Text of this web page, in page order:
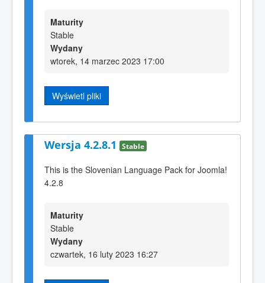
Maturity
Stable
Wydany
wtorek, 14 marzec 2023 17:00
Wyświetl pliki
Wersja 4.2.8.1 Stable
This is the Slovenian Language Pack for Joomla!
4.2.8
Maturity
Stable
Wydany
czwartek, 16 luty 2023 16:27